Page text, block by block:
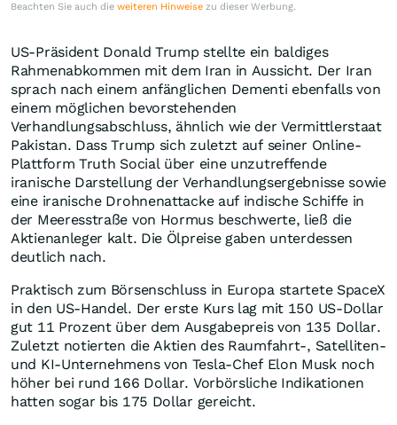
Beachten Sie auch die weiteren Hinweise zu dieser Werbung.
US-Präsident Donald Trump stellte ein baldiges
Rahmenabkommen mit dem Iran in Aussicht. Der Iran
sprach nach einem anfänglichen Dementi ebenfalls von
einem möglichen bevorstehenden
Verhandlungsabschluss, ähnlich wie der Vermittlerstaat
Pakistan. Dass Trump sich zuletzt auf seiner Online-
Plattform Truth Social über eine unzutreffende
iranische Darstellung der Verhandlungsergebnisse sowie
eine iranische Drohnenattacke auf indische Schiffe in
der Meeresstraße von Hormus beschwerte, ließ die
Aktienanleger kalt. Die Ölpreise gaben unterdessen
deutlich nach.
Praktisch zum Börsenschluss in Europa startete SpaceX
in den US-Handel. Der erste Kurs lag mit 150 US-Dollar
gut 11 Prozent über dem Ausgabepreis von 135 Dollar.
Zuletzt notierten die Aktien des Raumfahrt-, Satelliten-
und KI-Unternehmens von Tesla-Chef Elon Musk noch
höher bei rund 166 Dollar. Vorbörsliche Indikationen
hatten sogar bis 175 Dollar gereicht.